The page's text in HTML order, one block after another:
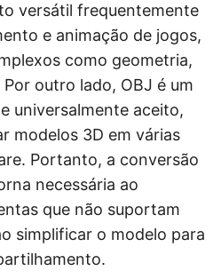
versátil frequentemente
e animação de jogos,
como geometria,
outro lado, OBJ é um
universalmente aceito,
modelos 3D em várias
Portanto, a conversão
necessária ao
que não suportam
simplificar o modelo para